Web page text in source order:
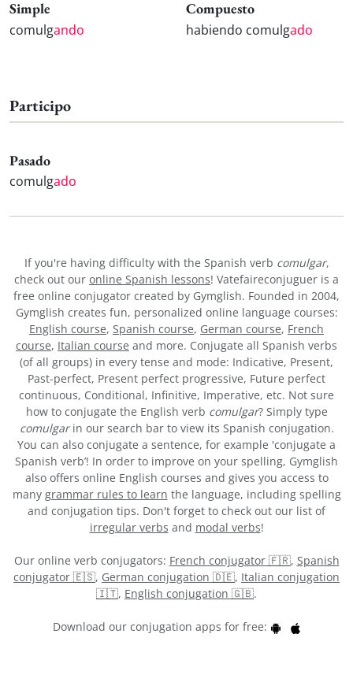
Simple
comulgando
Compuesto
habiendo comulgado
Participo
Pasado
comulgado
If you're having difficulty with the Spanish verb comulgar,
check out our online Spanish lessons! Vatefaireconjuguer is a
free online conjugator created by Gymglish. Founded in 2004,
Gymglish creates fun, personalized online language courses:
English course, Spanish course, German course, French
course, Italian course and more. Conjugate all Spanish verbs
(of all groups) in every tense and mode: Indicative, Present,
Past-perfect, Present perfect progressive, Future perfect
continuous, Conditional, Infinitive, Imperative, etc. Not sure
how to conjugate the English verb comulgar? Simply type
comulgarin our search bar to view its Spanish conjugation.
You can also conjugate a sentence, for example 'conjugate a
Spanish verb’! In order to improve on your spelling, Gymglish
also offers online English courses and gives you access to
many grammar rules to learn the language, including spelling
and conjugation tips. Don't forget to check out our list of
irregular verbs and modal verbs!
Our online verb conjugators: French conjugator 🇫🇷, Spanish
conjugator 🇪🇸, German conjugation 🇩🇪, Italian conjugation
🇮🇹, English conjugation 🇬🇧.
Download our conjugation apps for free: